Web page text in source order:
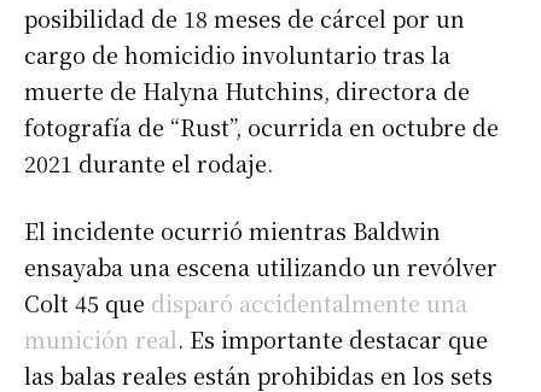
posibilidad de 18 meses de cárcel por un
cargo de homicidio involuntario tras la
muerte de Halyna Hutchins, directora de
fotografía de “Rust”, ocurrida en octubre de
2021 durante el rodaje.
El incidente ocurrió mientras Baldwin
ensayaba una escena utilizando un revólver
Colt 45 que disparó accidentalmente una
munición real. Es importante destacar que
las balas reales están prohibidas en los sets